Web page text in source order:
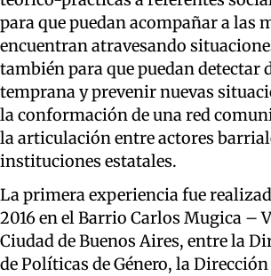
para que puedan acompañar a las
encuentran atravesando
también para que puedan detectar
temprana y prevenir nuevas
la conformación de una red
la articulación entre actores
instituciones estatales.
La primera experiencia fue
2016 en el Barrio Carlos Mugica –
Ciudad de Buenos Aires, entre la
de Políticas de Género, la Dirección